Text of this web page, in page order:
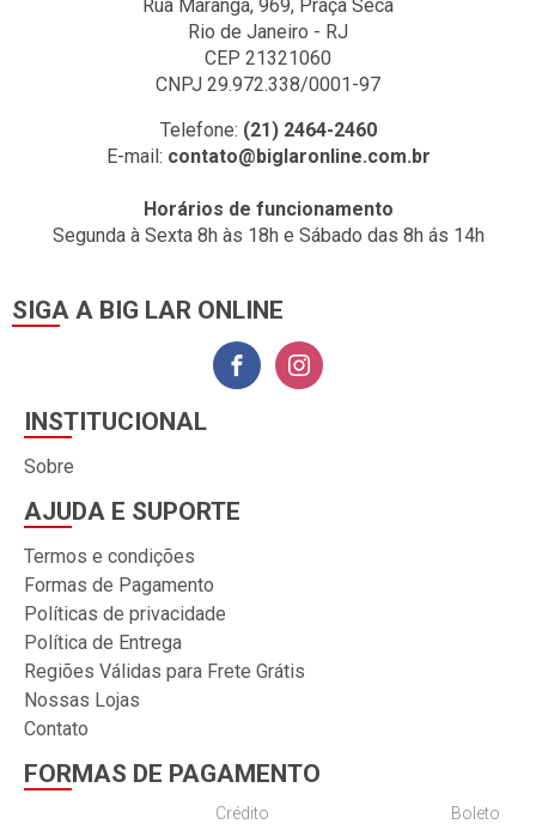
Rua Marangá, 969, Praça Seca
Rio de Janeiro - RJ
CEP 21321060
CNPJ 29.972.338/0001-97
Telefone: (21) 2464-2460
E-mail: contato@biglaronline.com.br
Horários de funcionamento
Segunda à Sexta 8h às 18h e Sábado das 8h ás 14h
SIGA A BIG LAR ONLINE
INSTITUCIONAL
Sobre
AJUDA E SUPORTE
Termos e condições
Formas de Pagamento
Políticas de privacidade
Política de Entrega
Regiões Válidas para Frete Grátis
Nossas Lojas
Contato
FORMAS DE PAGAMENTO
Crédito Boleto